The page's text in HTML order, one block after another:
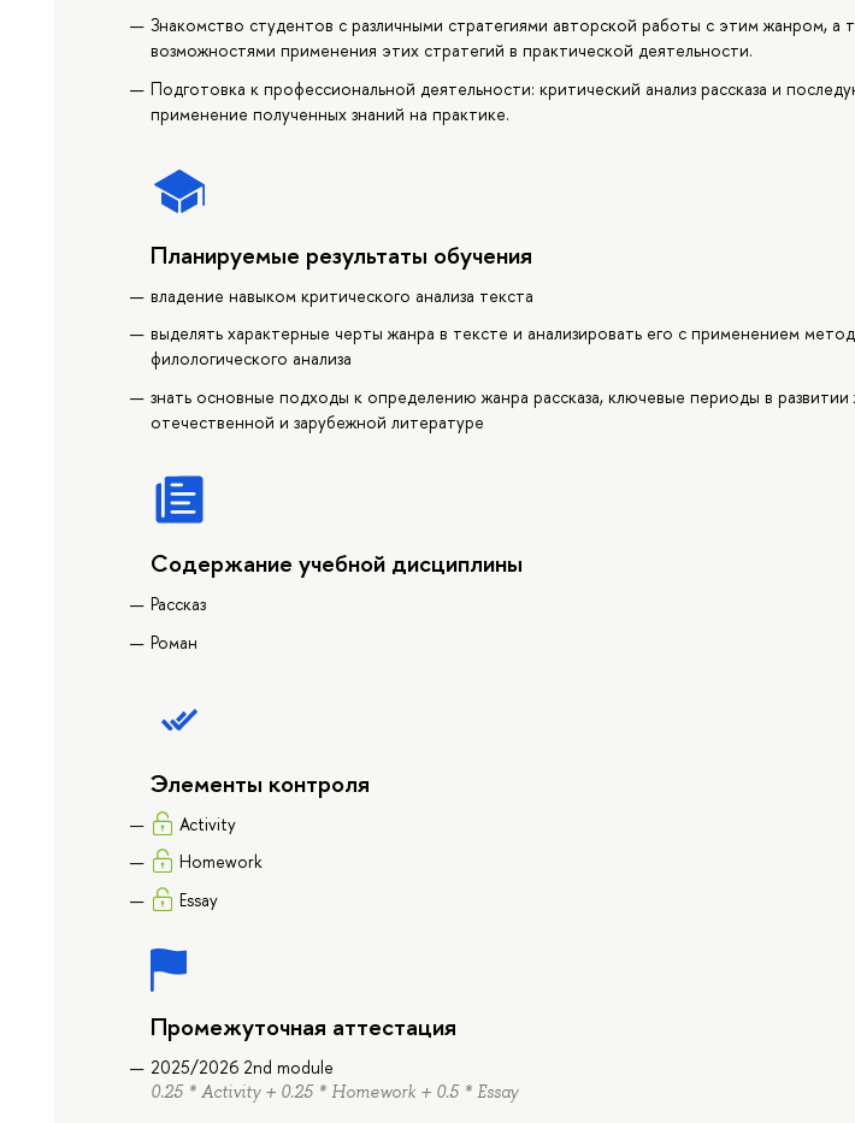
Знакомство студентов с различными стратегиями авторской работы с этим жанром, а
возможностями применения этих стратегий в практической деятельности.
Подготовка к профессиональной деятельности: критический анализ рассказа и
применение полученных знаний на практике.
Планируемые результаты обучения
владение навыком критического анализа текста
выделять характерные черты жанра в тексте и анализировать его с применением
филологического анализа
знать основные подходы к определению жанра рассказа, ключевые периоды в развитии
отечественной и зарубежной литературе
Содержание учебной дисциплины
Рассказ
Роман
Элементы контроля
Activity
Homework
Essay
Промежуточная аттестация
2025/2026 2nd module
0.25 * Activity + 0.25 * Homework + 0.5 * Essay